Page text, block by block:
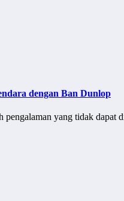
dengan Ban Dunlop
pengalaman yang tidak